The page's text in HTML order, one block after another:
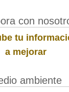
con
tu
a mejorar
ambiente